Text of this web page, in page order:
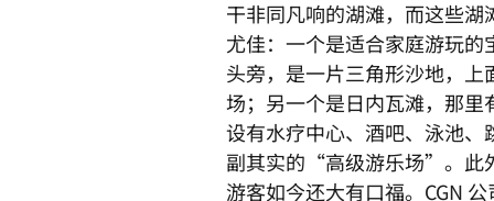
干非同凡响的湖滩，而这些湖
尤佳：一个是适合家庭游玩的
头旁，是一片三角形沙地，上
场；另一个是日内瓦滩，那里
设有水疗中心、酒吧、泳池、
副其实的“高级游乐场”。此
游客如今还大有口福。CGN